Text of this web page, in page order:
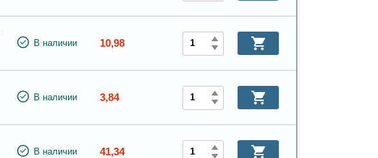
В наличии 10,98
В наличии 3,84
В наличии 41,34